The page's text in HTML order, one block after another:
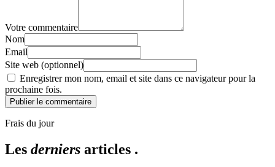
Votre commentaire
Nom
Email
Site web (optionnel)
Enregistrer mon nom, email et site dans ce navigateur pour la
prochaine fois.
Publier le commentaire
Frais du jour
Les derniers articles .